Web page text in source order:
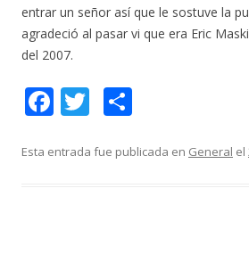
entrar un señor así que le sostuve la
agradeció al pasar vi que era Eric
del 2007.
F
e
T
itt m
Esta entrada fue publicada en General el